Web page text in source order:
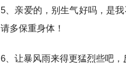
5、亲爱的，别生气好吗，是
请多保重身体！
6、让暴风雨来得更猛烈些吧，